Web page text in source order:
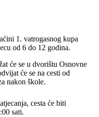
1. vatrogasnog kupa
od 6 do 12 godina.
će se u dvorištu Osnovne
će se na cesti od
nakon škole.
cesta će biti
sati.